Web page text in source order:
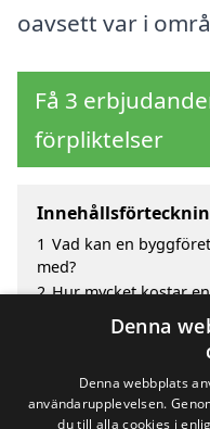
oavsett var i
Få 3
förpliktelser
1 Vad kan en
med?
2 Hur mycket kostar
Fördelar med att
Sök efter en skicklig
Denna
Denna webbplats
användarupplevelsen.
du till alla cookies i